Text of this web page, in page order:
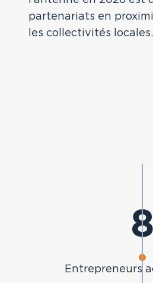
partenariats en
les collectivités locales.
12
Entrepreneurs